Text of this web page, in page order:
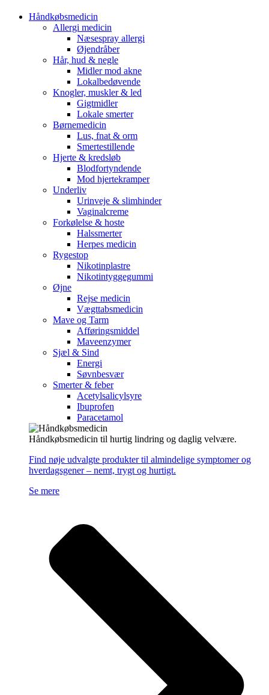
Håndkøbsmedicin
Allergi medicin
Næsespray allergi
Øjendråber
Hår, hud & negle
Midler mod akne
Lokalbedøvende
Knogler, muskler & led
Gigtmidler
Lokale smerter
Børnemedicin
Lus, fnat & orm
Smertestillende
Hjerte & kredsløb
Blodfortyndende
Mod hjertekramper
Underliv
Urinveje & slimhinder
Vaginalcreme
Forkølelse & hoste
Halssmerter
Herpes medicin
Rygestop
Nikotinplastre
Nikotintyggegummi
Øjne
Rejse medicin
Vægttabsmedicin
Mave og Tarm
Afføringsmiddel
Maveenzymer
Sjæl & Sind
Energi
Søvnbesvær
Smerter & feber
Acetylsalicylsyre
Ibuprofen
Paracetamol
Håndkøbsmedicin til hurtig lindring og daglig velvære.
Find nøje udvalgte produkter til almindelige symptomer og
hverdagsgener – nemt, trygt og hurtigt.
Se mere